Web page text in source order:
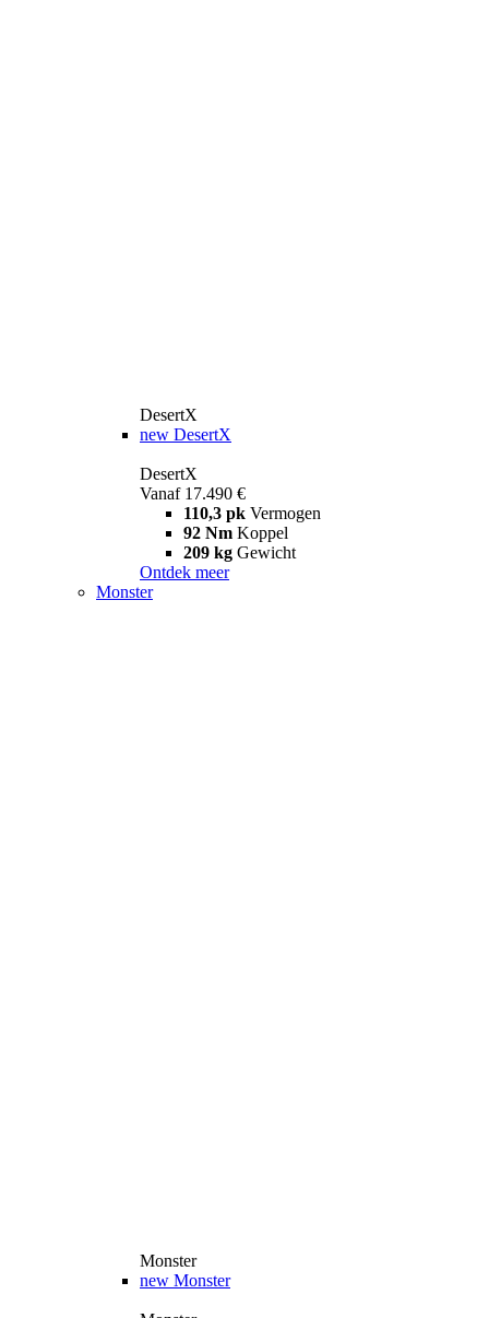
DesertX
new DesertX
DesertX
Vanaf 17.490 €
110,3 pk Vermogen
92 Nm Koppel
209 kg Gewicht
Ontdek meer
Monster
Monster
new Monster